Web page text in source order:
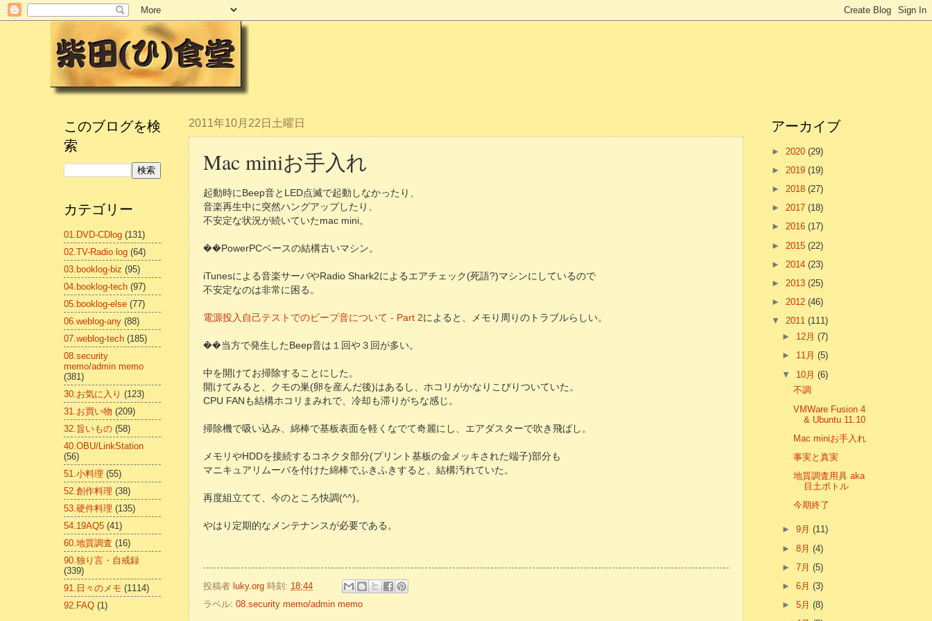
2011年10月22日土曜日
Mac miniお手入れ
起動時にBeep音とLED点滅で起動しなかったり、
音楽再生中に突然ハングアップしたり、
不安定な状況が続いていたmac mini。
��PowerPCベースの結構古いマシン。
iTunesによる音楽サーバやRadio Shark2によるエアチェック(死語?)マシンにしているので
不安定なのは非常に困る。
電源投入自己テストでのビープ音について - Part 2によると、メモり周りのトラブルらしい。
��当方で発生したBeep音は１回や３回が多い。
中を開けてお掃除することにした。
開けてみると、クモの巣(卵を産んだ後)はあるし、ホコリがかなりこびりついていた。
CPU FANも結構ホコリまみれで、冷却も滞りがちな感じ。
掃除機で吸い込み、綿棒で基板表面を軽くなでて奇麗にし、エアダスターで吹き飛ばし。
メモリやHDDを接続するコネクタ部分(プリント基板の金メッキされた端子)部分も
マニキュアリムーバを付けた綿棒でふきふきすると、結構汚れていた。
再度組立てて、今のところ快調(^^)。
やはり定期的なメンテナンスが必要である。
投稿者 luky.org 時刻: 18:44
ラベル: 08.security memo/admin memo
このブログを検
索
カテゴリー
01.DVD-CDlog (131)
02.TV-Radio log (64)
03.booklog-biz (95)
04.booklog-tech (97)
05.booklog-else (77)
06.weblog-any (88)
07.weblog-tech (185)
08.security
memo/admin memo
(381)
30.お気に入り (123)
31.お買い物 (209)
32.旨いもの (58)
40.OBU/LinkStation
(56)
51.小料理 (55)
52.創作料理 (38)
53.硬件料理 (135)
54.19AQ5 (41)
60.地質調査 (16)
90.独り言・自戒録
(339)
91.日々のメモ (1114)
92.FAQ (1)
アーカイブ
► 2020 (29)
► 2019 (19)
► 2018 (27)
► 2017 (18)
► 2016 (17)
► 2015 (22)
► 2014 (23)
► 2013 (25)
► 2012 (46)
▼ 2011 (111)
► 12月(7)
► 11月(5)
▼ 10月(6)
不調
VMWare Fusion 4
& Ubuntu 11.10
Mac miniお手入れ
事実と真実
地質調査用具 aka
目土ボトル
今期終了
►9月(11)
►8月(4)
►7月(5)
►6月(3)
►5月(8)